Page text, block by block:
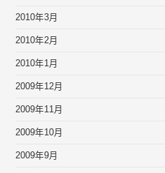
2010年3月
2010年2月
2010年1月
2009年12月
2009年11月
2009年10月
2009年9月